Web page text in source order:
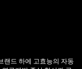
랜드 하에 고효능의 자동